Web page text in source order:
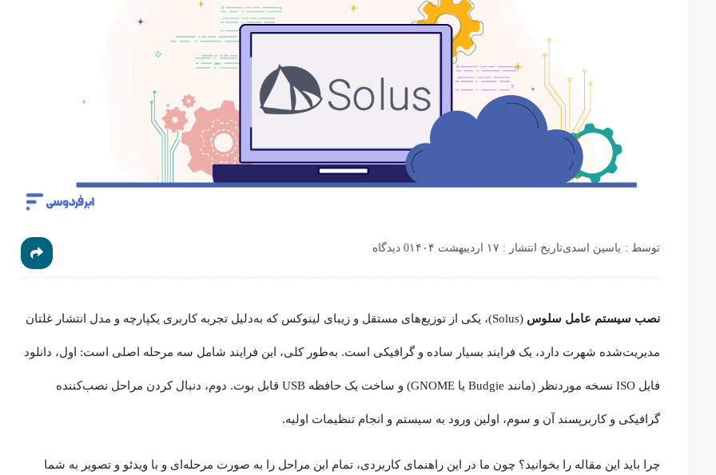
توسط : یاسین اسدیتاریخ انتشار : ۱۷ اردیبهشت ۱۴۰۴ 0 دیدگاه
نصب سیستم‌ عامل سلوس (Solus)، یکی از توزیع‌های مستقل و زیبای لینوکس که به‌دلیل تجربه کاربری یکپارچه و مدل انتشار غلتان
مدیریت‌شده شهرت دارد، یک فرایند بسیار ساده و گرافیکی است. به‌طور کلی، این فرایند شامل سه مرحله اصلی است: اول، دانلود
فایل ISO نسخه موردنظر (مانند Budgie یا GNOME) و ساخت یک حافظه USB قابل بوت. دوم، دنبال کردن مراحل نصب‌کننده
گرافیکی و کاربرپسند آن و سوم، اولین ورود به سیستم و انجام تنظیمات اولیه.
چرا باید این مقاله را بخوانید؟ چون ما در این راهنمای کاربردی، تمام این مراحل را به صورت مرحله‌ای و با ویدئو و تصویر به شما